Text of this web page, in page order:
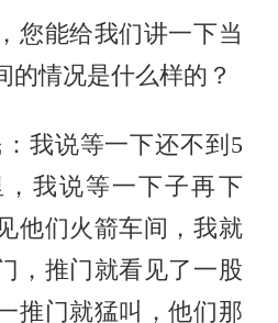
能给我们讲一下当
的情况是什么样的？
说等一下还不到5
我说等一下子再下
他们火箭车间，我就
，推门就看见了一股
推门就猛叫，他们那